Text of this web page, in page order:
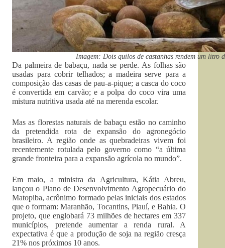
Imagem: Dois quilos de castanhas rendem um litro
Da palmeira de babaçu, nada se perde. As folhas são
usadas para cobrir telhados; a madeira serve para a
composição das casas de pau-a-pique; a casca do coco
é convertida em carvão; e a polpa do coco vira uma
mistura nutritiva usada até na merenda escolar.
Mas as florestas naturais de babaçu estão no caminho
da pretendida rota de expansão do agronegócio
brasileiro. A região onde as quebradeiras vivem foi
recentemente rotulada pelo governo como “a última
grande fronteira para a expansão agrícola no mundo”.
Em maio, a ministra da Agricultura, Kátia Abreu,
lançou o Plano de Desenvolvimento Agropecuário do
Matopiba, acrônimo formado pelas iniciais dos estados
que o formam: Maranhão, Tocantins, Piauí, e Bahia. O
projeto, que englobará 73 milhões de hectares em 337
municípios, pretende aumentar a renda rural. A
expectativa é que a produção de soja na região cresça
21% nos próximos 10 anos.